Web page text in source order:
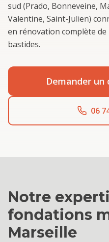
sud (Prado, Bonneveine,
Valentine, Saint-Julien)
en rénovation complète
bastides.
Demander
06
Notre
fondations
Marseille